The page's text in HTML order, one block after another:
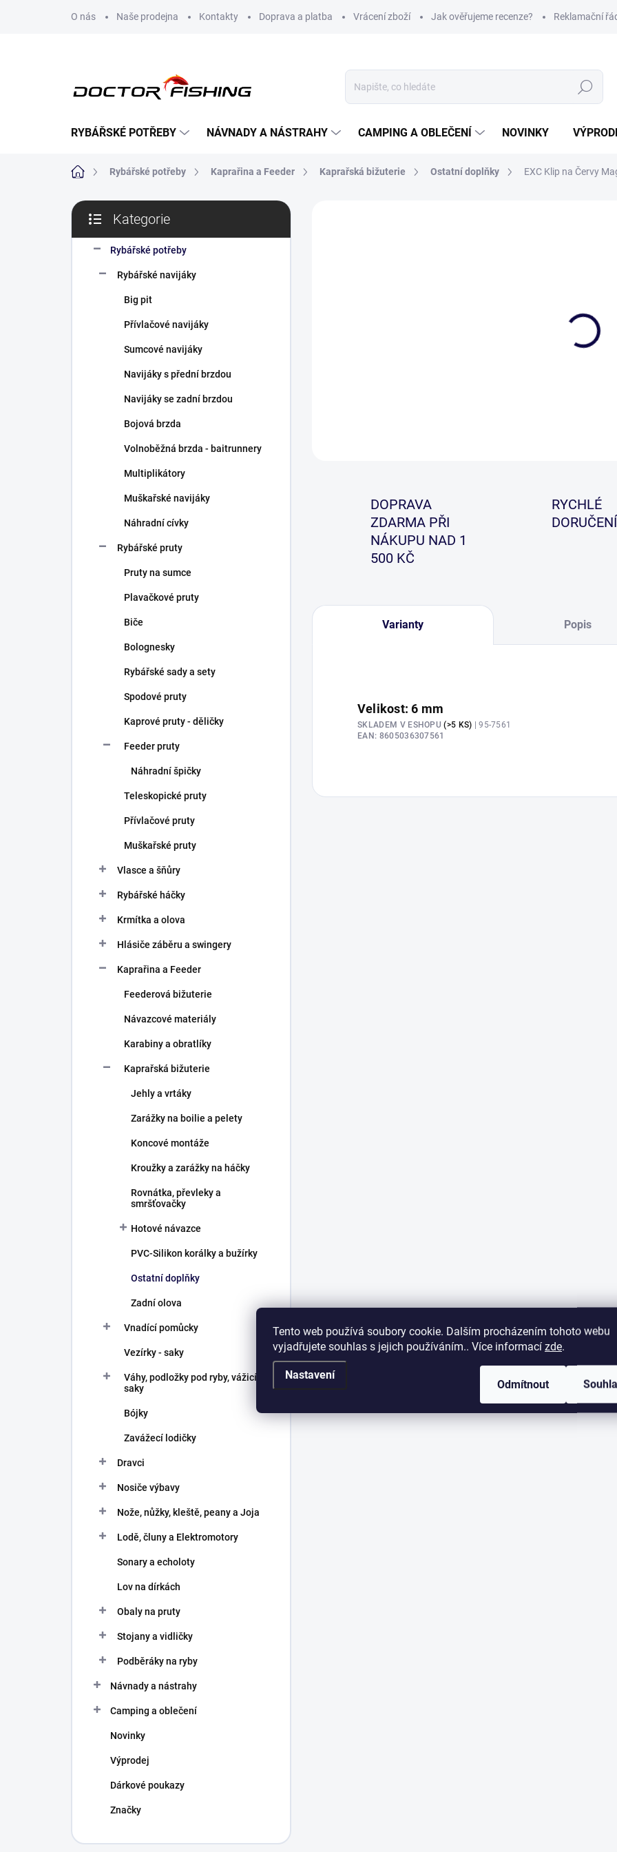
Tento web používá soubory cookie. Dalším procházením tohoto webu
vyjadřujete souhlas s jejich používáním.. Více informací zde.
Nastavení
Odmítnout
O nás Naše prodejna Kontakty Doprava a platba Vrácení zboží Jak ověřujeme recenze? Reklamační
Hledat
RYBÁŘSKÉ POTŘEBY NÁVNADY A NÁSTRAHY CAMPING A OBLEČENÍ NOVINKY
Domů Rybářské potřeby Kaprařina a Feeder Kaprařská bižuterie Ostatní doplňky EXC Klip na Červy
P
s
kategorie
Kategorie
Rybářské potřeby
Rybářské navijáky
Big pit
Přívlačové navijáky
Sumcové navijáky
Navijáky s přední brzdou
Navijáky se zadní brzdou
Bojová brzda
Volnoběžná brzda - baitrunnery
Multiplikátory
Muškařské navijáky
Náhradní cívky
Rybářské pruty
Pruty na sumce
Plavačkové pruty
Biče
Bolognesky
Rybářské sady a sety
Spodové pruty
Kaprové pruty - děličky
Feeder pruty
Náhradní špičky
Teleskopické pruty
Přívlačové pruty
Muškařské pruty
Vlasce a šňůry
Rybářské háčky
Krmítka a olova
Hlásiče záběru a swingery
Kaprařina a Feeder
Feederová bižuterie
Návazcové materiály
Karabiny a obratlíky
Kaprařská bižuterie
Jehly a vrtáky
Zarážky na boilie a pelety
Koncové montáže
Kroužky a zarážky na háčky
Rovnátka, převleky a
smršťovačky
Hotové návazce
PVC-Silikon korálky a bužírky
Ostatní doplňky
Zadní olova
Vnadící pomůcky
Vezírky - saky
Váhy, podložky pod ryby, vážicí
saky
Bójky
Zavážecí lodičky
Dravci
Nosiče výbavy
Nože, nůžky, kleště, peany a Joja
Lodě, čluny a Elektromotory
Sonary a echoloty
Lov na dírkách
Obaly na pruty
Stojany a vidličky
Podběráky na ryby
Návnady a nástrahy
Camping a oblečení
Novinky
Výprodej
Dárkové poukazy
Značky
DOPRAVA
ZDARMA PŘI
NÁKUPU NAD 1
500 KČ
RYCHLÉ
DORUČENÍ
Varianty Popis
Velikost: 6 mm
SKLADEM V ESHOPU(>5 KS) | 95-7561
EAN: 8605036307561